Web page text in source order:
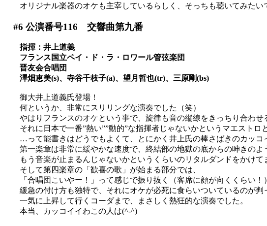
オリジナル楽器のオケも主宰しているらしく、そっちも聴いてみたい
#6 公演番号116 交響曲第九番
指揮：井上道義
フランス国立ペイ・ド・ラ・ロワール管弦楽団
晋友会合唱団
澤畑恵美(s)、寺谷千枝子(a)、望月哲也(tr)、三原剛(bs)
御大井上道義氏登場！
何というか、非常にスリリングな演奏でした（笑）
やはりフランスのオケという事で、旋律も音の縦線をきっちり合わせ
それに日本で一番”熱い””動的”な指揮者じゃないかというマエスト
…って能書きはどうでもよくて、とにかく井上氏の棒さばきのカッコ
第一楽章は非常に緩やかな速度で、終結部の地獄の底からの呻きのよ
もう音楽が止まるんじゃないかというくらいのリタルダンドをかけて
そして第四楽章の「歓喜の歌」が始まる部分では、
「合唱団こいやー！」って感じで振り抜く（客席に顔が向くくらい！
緩急の付け方も独特で、それにオケが必死に食らいついているのが
一気に上昇して行くコーダまで、まさしく熱狂的な演奏でした。
本当、カッコイイわこの人は(^-^)